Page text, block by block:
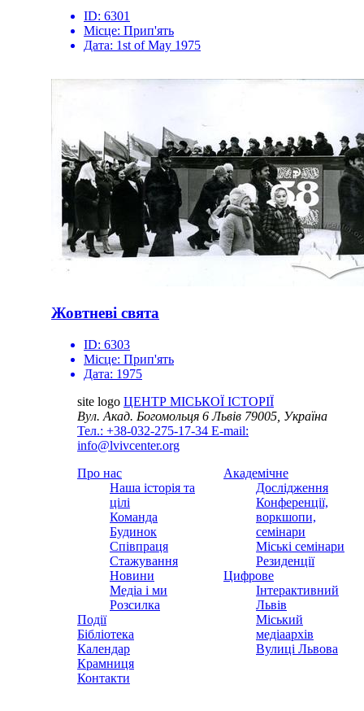
ID: 6301
Місце: Прип'ять
Дата: 1st of May 1975
Жовтневі свята
ID: 6303
Місце: Прип'ять
Дата: 1975
site logo ЦЕНТР МІСЬКОЇ ІСТОРІЇ
Вул. Акад. Богомольця 6Львів 79005, Україна
Тел.: +38-032-275-17-34 E-mail:
info@lvivcenter.org
Про нас
Наша історія та
цілі
Команда
Будинок
Співпраця
Стажування
Новини
Медіа і ми
Розсилка
Події
Бібліотека
Календар
Крамниця
Контакти
Академічне
Дослідження
Конференції,
воркшопи,
семінари
Міські семінари
Резиденції
Цифрове
Інтерактивний
Львів
Міський
медіаархів
Вулиці Львова